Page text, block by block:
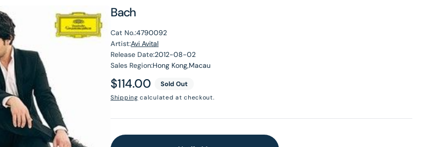
Bach
Cat No.:4790092
Artist:Avi Avital
Release Date:2012-08-02
Sales Region:Hong Kong,Macau
Regular
price
$114.00 Sold Out
Shipping calculated at checkout.